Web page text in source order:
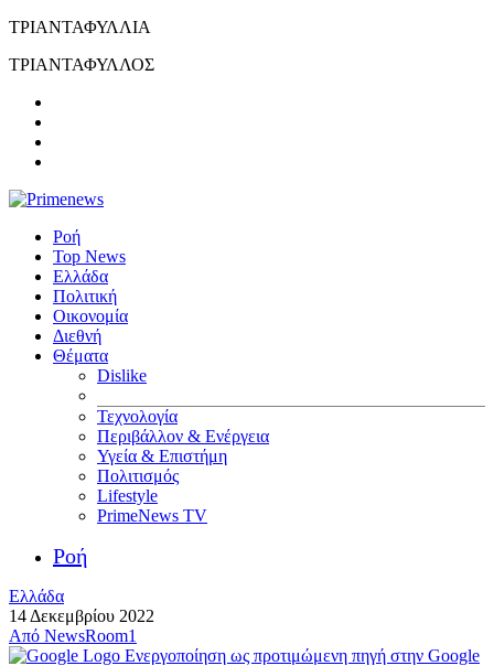
ΤΡΙΑΝΤΑΦΥΛΛΙΑ
ΤΡΙΑΝΤΑΦΥΛΛΟΣ
Ροή
Top News
Ελλάδα
Πολιτική
Οικονομία
Διεθνή
Θέματα
Dislike
Τεχνολογία
Περιβάλλον & Ενέργεια
Υγεία & Επιστήμη
Πολιτισμός
Lifestyle
PrimeNews TV
Ροή
Ελλάδα
14 Δεκεμβρίου 2022
Από NewsRoom1
Ενεργοποίηση ως προτιμώμενη πηγή στην Google